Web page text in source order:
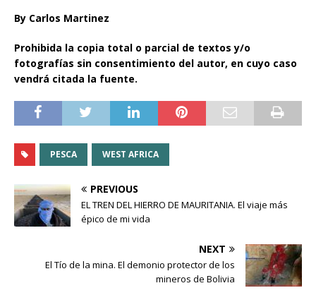
By Carlos Martinez
Prohibida la copia total o parcial de textos y/o
fotografías sin consentimiento del autor, en cuyo caso
vendrá citada la fuente.
PESCA WEST AFRICA
PREVIOUS
EL TREN DEL HIERRO DE MAURITANIA. El viaje más
épico de mi vida
NEXT
El Tío de la mina. El demonio protector de los
mineros de Bolivia